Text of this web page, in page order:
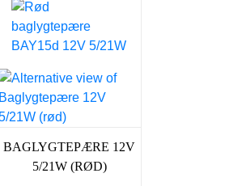
BAGLYGTEPÆRE 12V
5/21W (RØD)